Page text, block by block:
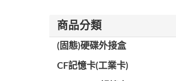
商品分類
(固態)硬碟外接盒
CF記憶卡(工業卡)